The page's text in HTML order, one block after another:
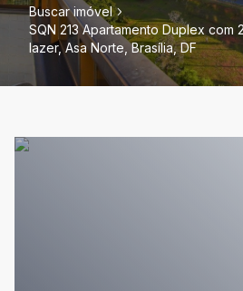
Buscar imóvel
SQN 213 Apartamento Duplex com
lazer, Asa Norte, Brasília, DF